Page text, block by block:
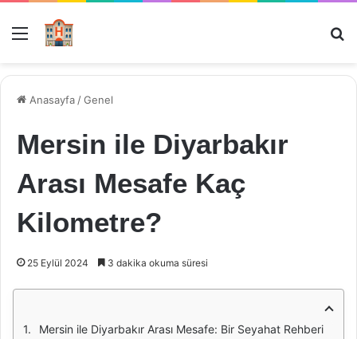
Menü
Anasayfa /Genel
Mersin ile Diyarbakır
Arası Mesafe Kaç
Kilometre?
25 Eylül 2024 3 dakika okuma süresi
Mersin ile Diyarbakır Arası Mesafe: Bir Seyahat Rehberi